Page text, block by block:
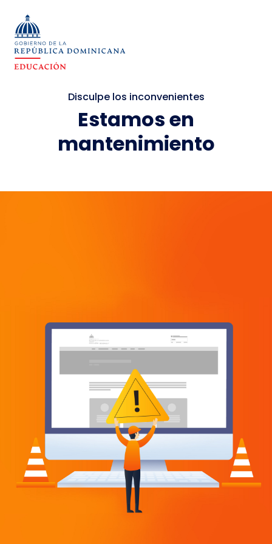
Disculpe los inconvenientes
Estamos en
mantenimiento